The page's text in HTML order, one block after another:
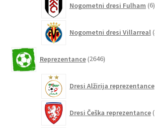
Nogometni dresi Fulham 6
Nogometni dresi Villarreal
Reprezentance 2646izdelkov
Dresi Alžirija reprezentance
Dresi Češka reprezentance